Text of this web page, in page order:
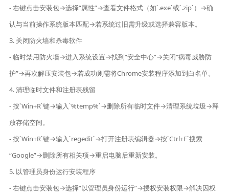
- 右键点击安装包→选择“属性”→查看文件格式（如`.exe`或`.zip`）→确
认与当前操作系统版本匹配→若系统过旧需升级或选择兼容版本。
3. 关闭防火墙和杀毒软件
- 临时禁用防火墙→进入系统设置→找到“安全中心”→关闭“病毒威胁防
护”→再次解压安装包→若成功则需将Chrome安装程序添加到白名单。
4. 清理临时文件和注册表残留
- 按`Win+R`键→输入`%temp%`→删除所有临时文件→清理系统垃圾→释
放存储空间。
- 按`Win+R`键→输入`regedit`→打开注册表编辑器→按`Ctrl+F`搜索
“Google”→删除所有相关项→重启电脑后重新安装。
5. 以管理员身份运行安装程序
- 右键点击安装包→选择“以管理员身份运行”→授权安装权限→解决因权